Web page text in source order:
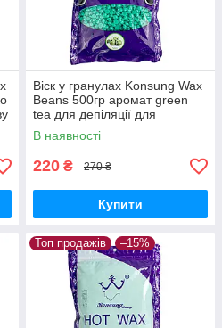
Віск у гранулах Konsung Wax
Beans 500гр аромат green
tea для депіляції для
воскоплаву плівковий віск
гранули
В наявності
220 ₴ 270 ₴
Купити
Топ продажів –15%